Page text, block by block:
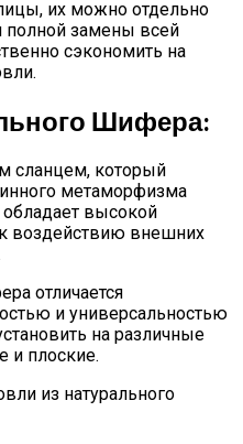
их можно отдельно
полной замены всей
сэкономить на
Шифера:
сланцем, который
метаморфизма
высокой
воздействию внешних
отличается
и универсальностью
на различные
и плоские.
из натурального